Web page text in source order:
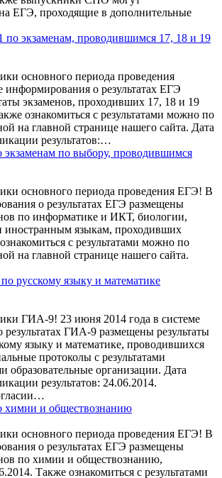
на ЕГЭ, проходящие в дополнительные
по экзаменам, проводившимся 17, 18 и 19
основного периода проведения
о результатах ЕГЭ
экзаменов, проходивших 17, 18 и 19
ознакомиться с результатами можно по
на главной странице нашего сайта. Дата
результатов:…
экзаменам по выбору, проводившимся
основного периода проведения ЕГЭ! В
о результатах ЕГЭ размещены
по информатике и ИКТ, биологии,
иностранным языкам, проходивших
с результатами можно по
на главной странице нашего сайта.
русскому языку и математике
ГИА-9! 23 июня 2014 года в системе
ГИА-9 размещены результаты
языку и математике, проводившихся
протоколы с результатами
образовательные организации. Дата
результатов: 24.06.2014.
химии и обществознанию
основного периода проведения ЕГЭ! В
о результатах ЕГЭ размещены
по химии и обществознанию,
Также ознакомиться с результатами